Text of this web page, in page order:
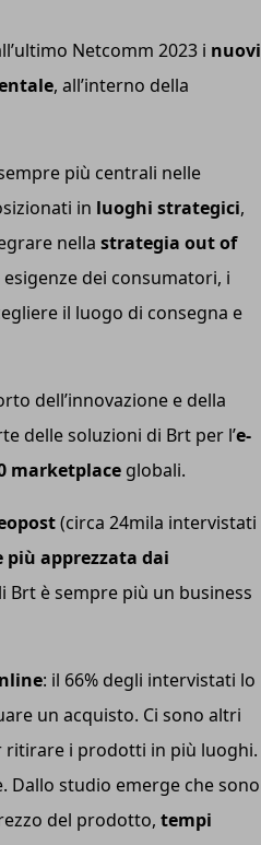
Netcomm 2023 i nuovi
, all’interno della
più centrali nelle
in luoghi strategici,
nella strategia out of
dei consumatori, i
il luogo di consegna e
dell’innovazione e della
delle soluzioni di Brt per l’e-
marketplace globali.
(circa 24mila intervistati
più apprezzata dai
Brt è sempre più un business
: il 66% degli intervistati lo
un acquisto. Ci sono altri
ritirare i prodotti in più luoghi.
Dallo studio emerge che sono
del prodotto, tempi